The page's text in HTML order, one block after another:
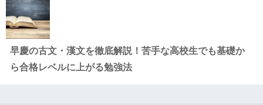
早慶の古文・漢文を徹底解説！苦手な高校生でも基礎か
ら合格レベルに上がる勉強法